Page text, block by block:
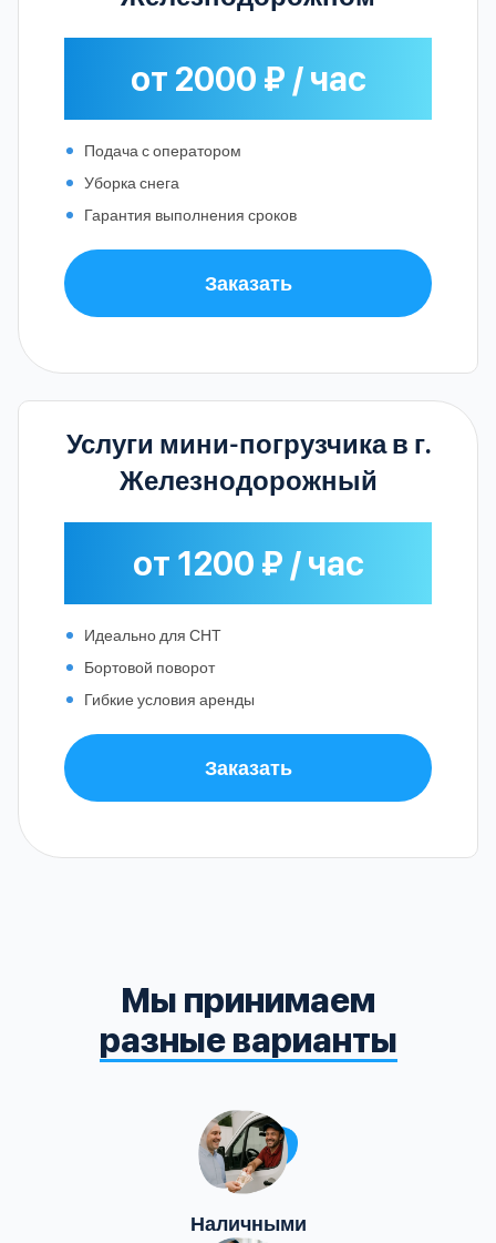
от 2000 ₽ / час
Подача с оператором
Уборка снега
Гарантия выполнения сроков
Заказать
Услуги мини-погрузчика в г.
Железнодорожный
от 1200 ₽ / час
Идеально для СНТ
Бортовой поворот
Гибкие условия аренды
Заказать
Мы принимаем
разные варианты
Наличными